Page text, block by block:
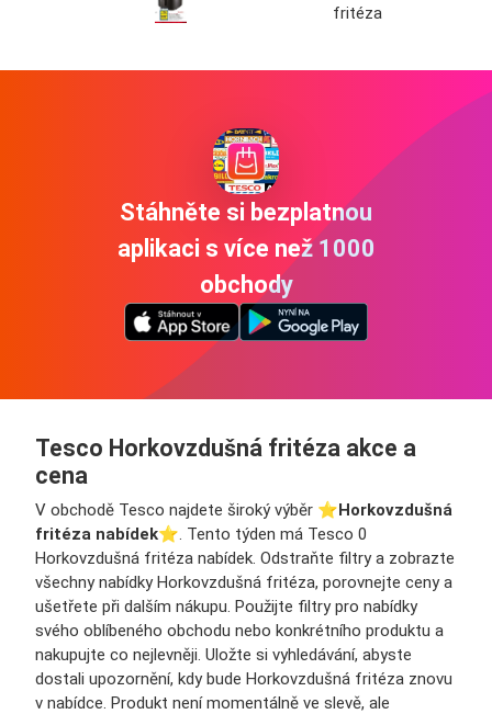
fritéza
Stáhněte si bezplatnou
aplikaci s více než 1000
obchody
Tesco Horkovzdušná fritéza akce a
cena
V obchodě Tesco najdete široký výběr ⭐️Horkovzdušná
fritéza nabídek⭐️. Tento týden má Tesco 0
Horkovzdušná fritéza nabídek. Odstraňte filtry a zobrazte
všechny nabídky Horkovzdušná fritéza, porovnejte ceny a
ušetřete při dalším nákupu. Použijte filtry pro nabídky
svého oblíbeného obchodu nebo konkrétního produktu a
nakupujte co nejlevněji. Uložte si vyhledávání, abyste
dostali upozornění, kdy bude Horkovzdušná fritéza znovu
v nabídce. Produkt není momentálně ve slevě, ale